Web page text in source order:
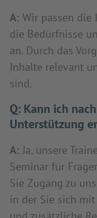
A: Wir passen die
die Bedürfnisse
an. Durch das
Inhalte relevant
sind.
Q: Kann ich
Unterstützung
A: Ja, unsere
Seminar für
Sie Zugang zu
in der Sie sich